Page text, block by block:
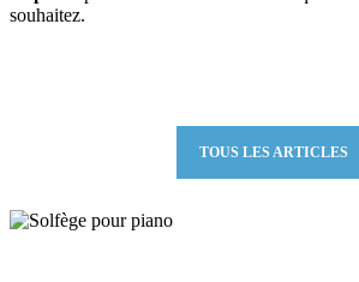
souhaitez.
TOUS LES ARTICLES